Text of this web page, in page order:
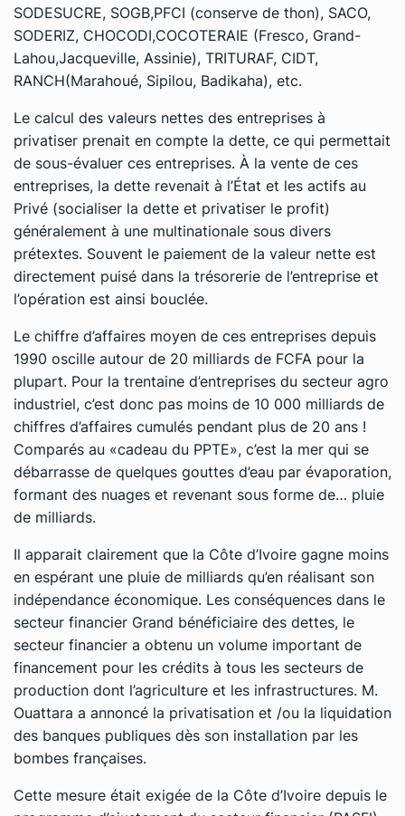
SODESUCRE, SOGB,PFCI (conserve de thon), SACO,
SODERIZ, CHOCODI,COCOTERAIE (Fresco, Grand-
Lahou,Jacqueville, Assinie), TRITURAF, CIDT,
RANCH(Marahoué, Sipilou, Badikaha), etc.
Le calcul des valeurs nettes des entreprises à
privatiser prenait en compte la dette, ce qui permettait
de sous-évaluer ces entreprises. À la vente de ces
entreprises, la dette revenait à l’État et les actifs au
Privé (socialiser la dette et privatiser le profit)
généralement à une multinationale sous divers
prétextes. Souvent le paiement de la valeur nette est
directement puisé dans la trésorerie de l’entreprise et
l’opération est ainsi bouclée.
Le chiffre d’affaires moyen de ces entreprises depuis
1990 oscille autour de 20 milliards de FCFA pour la
plupart. Pour la trentaine d’entreprises du secteur agro
industriel, c’est donc pas moins de 10 000 milliards de
chiffres d’affaires cumulés pendant plus de 20 ans !
Comparés au «cadeau du PPTE», c’est la mer qui se
débarrasse de quelques gouttes d’eau par évaporation,
formant des nuages et revenant sous forme de… pluie
de milliards.
Il apparait clairement que la Côte d’Ivoire gagne moins
en espérant une pluie de milliards qu’en réalisant son
indépendance économique. Les conséquences dans le
secteur financier Grand bénéficiaire des dettes, le
secteur financier a obtenu un volume important de
financement pour les crédits à tous les secteurs de
production dont l’agriculture et les infrastructures. M.
Ouattara a annoncé la privatisation et /ou la liquidation
des banques publiques dès son installation par les
bombes françaises.
Cette mesure était exigée de la Côte d’Ivoire depuis le